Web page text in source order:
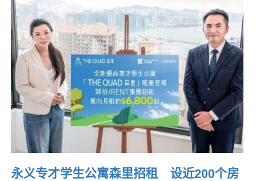
永义专才学生公寓森里招租 设近200个房